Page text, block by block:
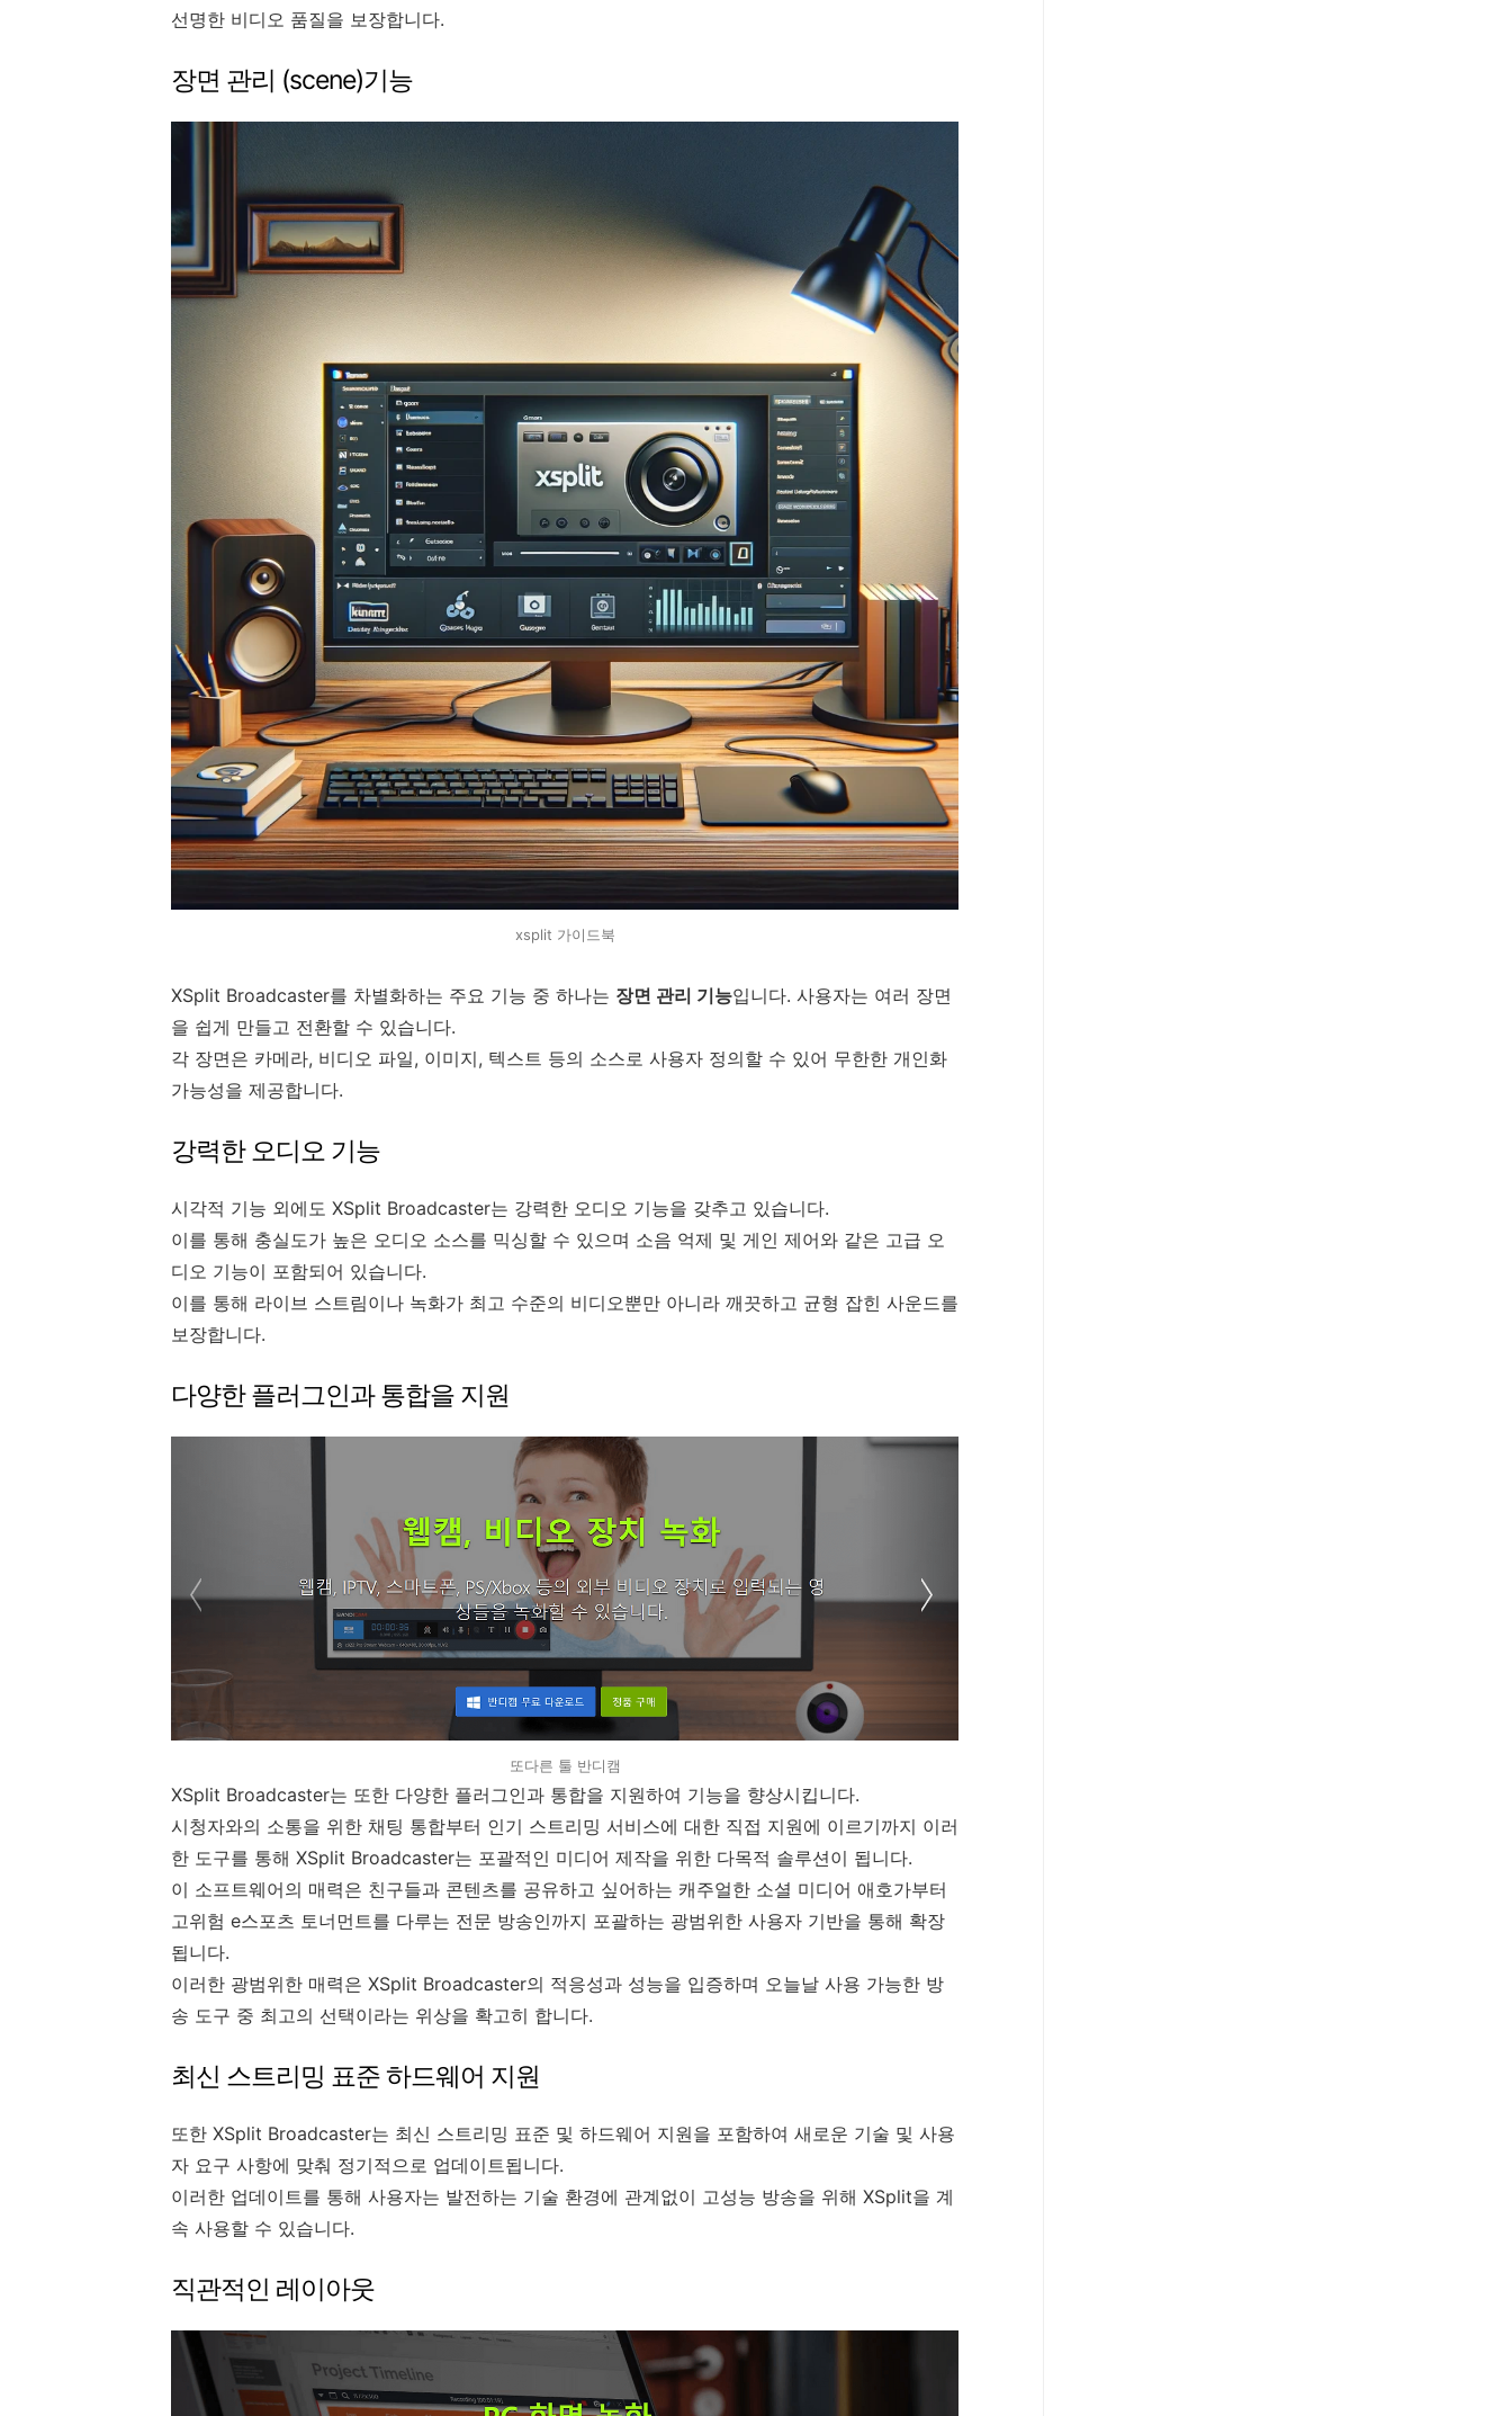
선명한 비디오 품질을 보장합니다.
장면 관리 (scene)기능
xsplit 가이드북
XSplit Broadcaster를 차별화하는 주요 기능 중 하나는 장면 관리 기능입니다. 사용자는 여러 장면
을 쉽게 만들고 전환할 수 있습니다.
각 장면은 카메라, 비디오 파일, 이미지, 텍스트 등의 소스로 사용자 정의할 수 있어 무한한 개인화
가능성을 제공합니다.
강력한 오디오 기능
시각적 기능 외에도 XSplit Broadcaster는 강력한 오디오 기능을 갖추고 있습니다.
이를 통해 충실도가 높은 오디오 소스를 믹싱할 수 있으며 소음 억제 및 게인 제어와 같은 고급 오
디오 기능이 포함되어 있습니다.
이를 통해 라이브 스트림이나 녹화가 최고 수준의 비디오뿐만 아니라 깨끗하고 균형 잡힌 사운드를
보장합니다.
다양한 플러그인과 통합을 지원
또다른 툴 반디캠
XSplit Broadcaster는 또한 다양한 플러그인과 통합을 지원하여 기능을 향상시킵니다.
시청자와의 소통을 위한 채팅 통합부터 인기 스트리밍 서비스에 대한 직접 지원에 이르기까지 이러
한 도구를 통해 XSplit Broadcaster는 포괄적인 미디어 제작을 위한 다목적 솔루션이 됩니다.
이 소프트웨어의 매력은 친구들과 콘텐츠를 공유하고 싶어하는 캐주얼한 소셜 미디어 애호가부터
고위험 e스포츠 토너먼트를 다루는 전문 방송인까지 포괄하는 광범위한 사용자 기반을 통해 확장
됩니다.
이러한 광범위한 매력은 XSplit Broadcaster의 적응성과 성능을 입증하며 오늘날 사용 가능한 방
송 도구 중 최고의 선택이라는 위상을 확고히 합니다.
최신 스트리밍 표준 하드웨어 지원
또한 XSplit Broadcaster는 최신 스트리밍 표준 및 하드웨어 지원을 포함하여 새로운 기술 및 사용
자 요구 사항에 맞춰 정기적으로 업데이트됩니다.
이러한 업데이트를 통해 사용자는 발전하는 기술 환경에 관계없이 고성능 방송을 위해 XSplit을 계
속 사용할 수 있습니다.
직관적인 레이아웃